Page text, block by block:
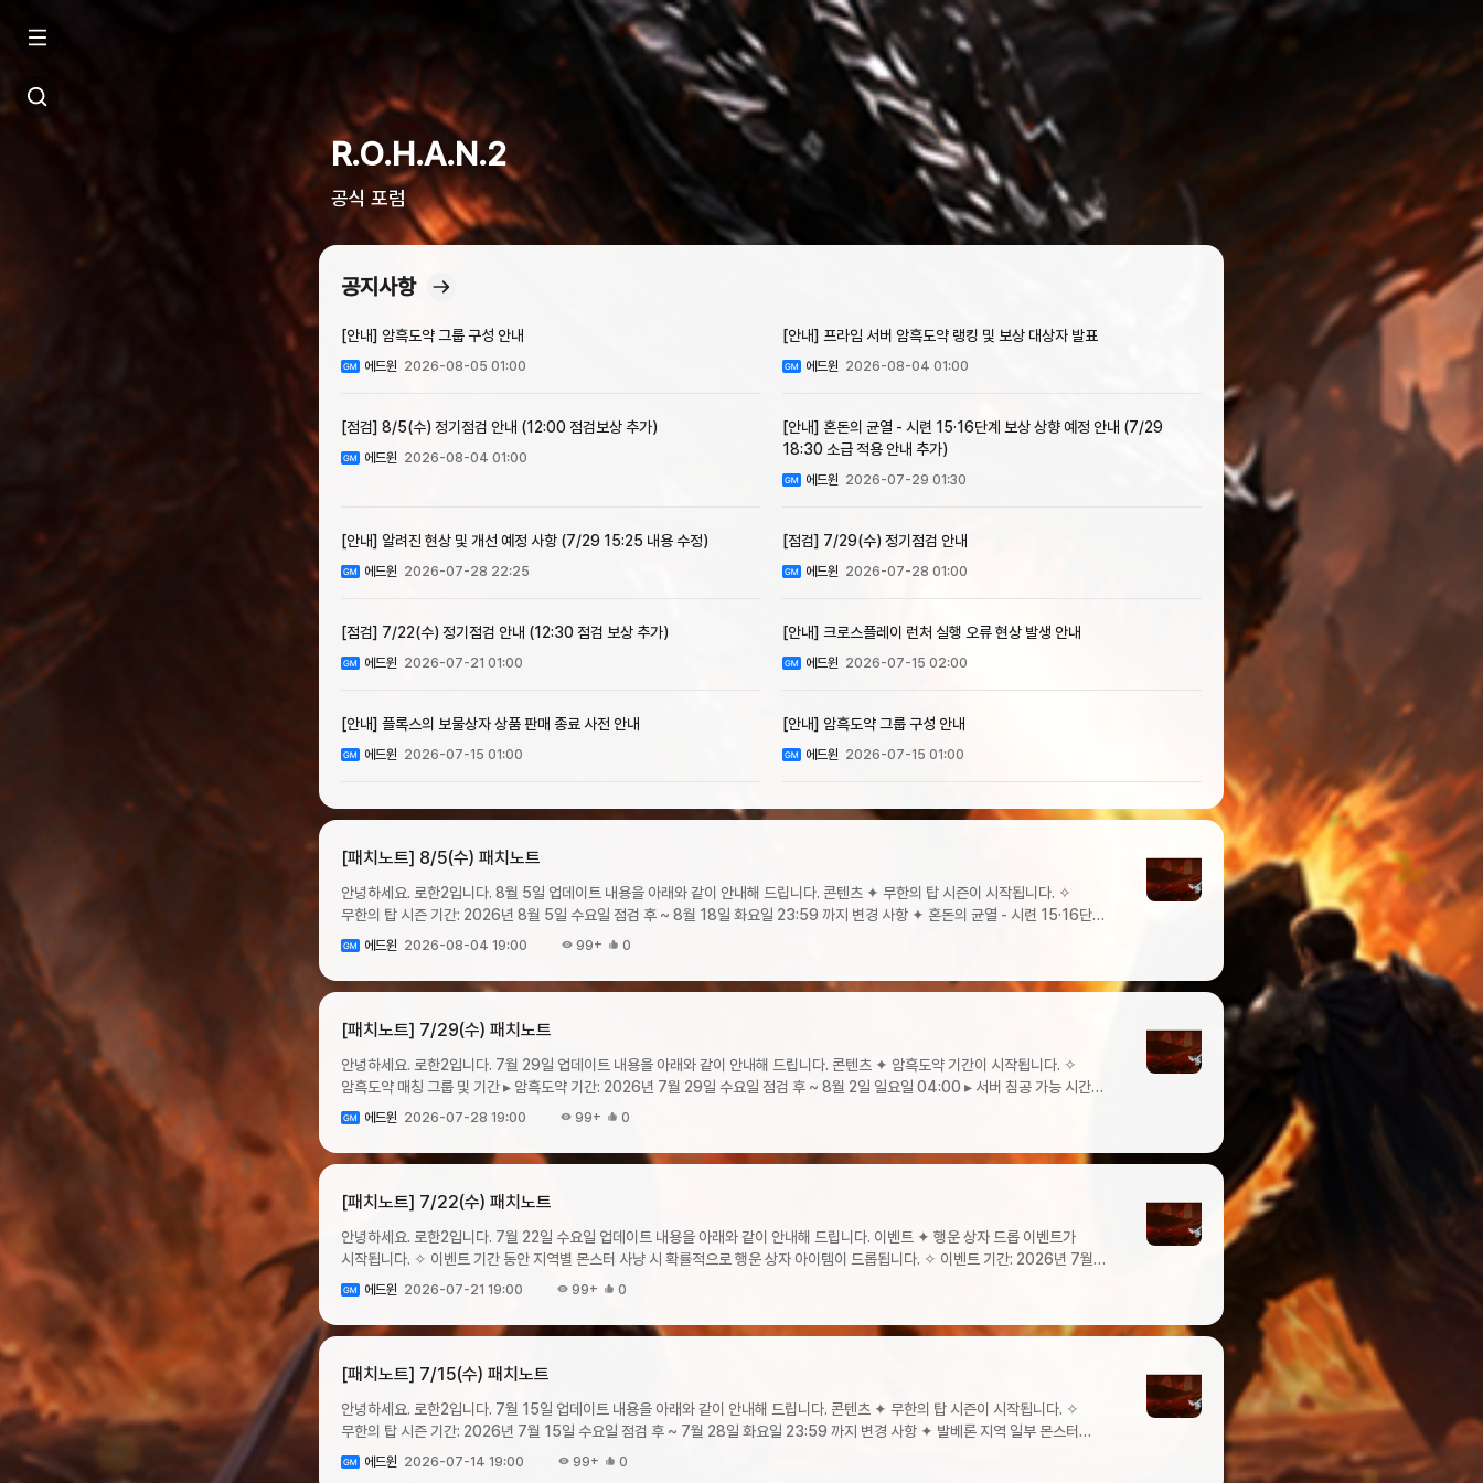
R.O.H.A.N.2
공식 포럼
공지사항
[안내] 암흑도약 그룹 구성 안내
에드윈 2026-08-05 01:00
[안내] 프라임 서버 암흑도약 랭킹 및 보상 대상자 발표
에드윈 2026-08-04 01:00
[점검] 8/5(수) 정기점검 안내 (12:00 점검보상 추가)
에드윈 2026-08-04 01:00
[안내] 혼돈의 균열 - 시련 15·16단계 보상 상향 예정 안내 (7/29
18:30 소급 적용 안내 추가)
에드윈 2026-07-29 01:30
[안내] 알려진 현상 및 개선 예정 사항 (7/29 15:25 내용 수정)
에드윈 2026-07-28 22:25
[점검] 7/29(수) 정기점검 안내
에드윈 2026-07-28 01:00
[점검] 7/22(수) 정기점검 안내 (12:30 점검 보상 추가)
에드윈 2026-07-21 01:00
[안내] 크로스플레이 런처 실행 오류 현상 발생 안내
에드윈 2026-07-15 02:00
[안내] 플록스의 보물상자 상품 판매 종료 사전 안내
에드윈 2026-07-15 01:00
[안내] 암흑도약 그룹 구성 안내
에드윈 2026-07-15 01:00
[패치노트] 8/5(수) 패치노트
안녕하세요. 로한2입니다. 8월 5일 업데이트 내용을 아래와 같이 안내해 드립니다. 콘텐츠 ✦ 무한의 탑 시즌이 시작됩니다. ✧
무한의 탑 시즌 기간: 2026년 8월 5일 수요일 점검 후 ~ 8월 18일 화요일 23:59 까지 변경 사항 ✦ 혼돈의 균열 - 시련 15·16단계
보상이 상향됩니다.단계혼돈의 크론상자혼돈의 문양강화석 상자희귀 유물 4종희귀 유물 결정변경 전변경 후변경 전변경
이뤄질 예정입니다. ▸ 소급 보상은 대상자 집계 완료 후 8월 5일부터 순차 지급될 예정입니다. 지급 완료 시 공지를 통해 다시
15·16단계 클리어 횟수에 따라상향된 개수의 보상 소급 적용혼돈의 크론 상자희귀 유물, 희귀 유물 결정드롭 확률상향된 드롭 확률을
금요일 12:00 ~ 8월 9일 일요일 23:00 ✧ 04:00 ~ 09:00 시간대에는 서버 이전이 불가능합니다. ✦ 서버 이전 진행 ✧ 상점에서
구매한 서버 이전권을 소모하여 서버를 이동할 수 있습니다. ▸ 서버 이전권의 가격은 개당 1200 루비이며, 구매 횟수 제한은
없습니다. ▸ 서버 이전권은 서버 이전 기간 중에만 구매가 가능하며, 이외 기간에는 구매 기능이 비활성화됩니다. ▸ 서버 이전을
이전 방법 및 조건은 서버 이전 가이드를 참고해 주시기 바랍니다. ▹ 서버 이전 가이드 바로가기 ▸서버 이전 기간 중 크론으로 구매
기간: 2026년 8월 5일 수요일 점검 후 ~ 2026년 8월 12일 수요일 점검 전 ✧ 이벤트 내용: 이벤트 기간 동안 신화 장비를 포함한 전
패키지가 판매됩니다. ✧ 판매 기간: 2026년 8월 5일 수요일 점검 후 ~ 2026년 8월 19일 수요일 점검 전패키지명패키지
구성가격구매 제한아이템명개수눈부신 황금코스튬 패키지눈부신 코스튬 카드 소환권 (10회)11500만 크론계정당 10회황금
주화1눈부신 황금수수께끼 알 패키지눈부신 수수께끼 알 (10회)11500만 크론계정당 10회황금 주화1눈부신 황금탈 것
반영하여 혼돈의 균열 시련 15·16단계 보상을 상향합니다. 보상 상향 전 해당 단계를 클리어한 유저 분들께는 대상자 집계 후
반영하여, 더욱 쾌적한 환경에서 즐겁게 플레이하실 수 있도록 노력하겠습니다. 감사합니다.
에드윈 2026-08-04 19:00 99+ 0
[패치노트] 7/29(수) 패치노트
안녕하세요. 로한2입니다. 7월 29일 업데이트 내용을 아래와 같이 안내해 드립니다. 콘텐츠 ✦ 암흑도약 기간이 시작됩니다. ✧
암흑도약 매칭 그룹 및 기간 ▸ 암흑도약 기간: 2026년 7월 29일 수요일 점검 후 ~ 8월 2일 일요일 04:00 ▸ 서버 침공 가능 시간대:
09:00 ~ 익일 04:00 ▸ 암흑도약 그룹 구성프라임 그룹매칭 서버1그룹아인호른1몬트1-2그룹카이논1에톤1-3그룹온1플록스1-
혼돈의 균열 시련 15·16단계가 추가됩니다. ✧ 시련 조각을 재료로 사용하여 혼돈의 균열 - 시련 신규 단계 입장에 필요한 스크롤을
시련 조각5010 크론100%[개인] 혼돈의 균열 - 시련 16단계[개인] 혼돈의 균열 - 시련 조각5010 크론100% ▸ 시련 입장
성공 보상 ▹ 시련 내 모든 몬스터 처치 시 성공 보상이 우편으로 지급됩니다. 시련 단계성공
보상아이템명수량아이템명수량아이템명수량14단계혼돈의 문양 강화석 상자350혼돈의 크론상자500혼돈의 페르소나
상자2015단계혼돈의 문양 강화석 상자500혼돈의 크론상자600혼돈의 페르소나 상자3516단계혼돈의 문양 강화석
상자를 획득하는 아이템입니다. ▸ 시련 신규 단계 몬스터 처치 경험치시련 단계몬스터 유형별 경험치모든 몬스터 처치 시 획득량
14단계539,000,000893,400,0001,166,300,00017,136,900,000혼돈의 균열 - 시련
16단계996,100,0001,768,900,0002,220,600,00032,206,500,000 ✧ 시련 신규 단계 몬스터 드롭 보상 시련 내에서
일반/정예 몬스터 처치 시 확률에 따라 드롭 아이템을 획득합니다. 드롭 아이템의 종류 및 드롭 확률은 몬스터 유형과 단계에 따라
상이합니다. ▸ 단계/몬스터 유형별 드롭 아이템시련 단계몬스터드롭 아이템 (개수)희귀 유물(4종 중 1종)희귀 유물 결정빛나는 특급
에드윈 2026-07-28 19:00 99+ 0
[패치노트] 7/22(수) 패치노트
안녕하세요. 로한2입니다. 7월 22일 수요일 업데이트 내용을 아래와 같이 안내해 드립니다. 이벤트 ✦ 행운 상자 드롭 이벤트가
시작됩니다. ✧ 이벤트 기간 동안 지역별 몬스터 사냥 시 확률적으로 행운 상자 아이템이 드롭됩니다. ✧ 이벤트 기간: 2026년 7월
22일(수) 점검 후 ~ 2026년 7월 29일(수) 점검 전 ✧ 지역별 드롭 행운 상자 안내지역드롭 행운 상자델 라고스하급 행운 상자비아
섬최상급 행운 상자아르메네스타락한 영웅의 전당 1층리옴특급 행운 상자이그니스발베론타락한 영웅의 전당 2~5층 ▸ 상자의 드롭
정예 몬스터는 특별히 높은 확률로 특급 행운 상자를 드롭합니다. ▸ 동일 지역 내에서는 몬스터 종류에 관계없이 상자 드롭 확률이
지급됩니다. ▸ 행운 상자 구성품은 구독 여부와 관계없이 거래 불가능 상태로 지급됩니다.하급 행운 상자중급 행운 상자상급 행운
상자최상급 행운 상자특급 행운 상자투쟁의 주문서투쟁의 주문서투쟁의 주문서투쟁의 주문서투쟁의 주문서일반 수수께끼 알 (1회)
일반 수수께끼 알 (1회)일반 수수께끼 알 (1회)일반 수수께끼 알 (1회)일반 수수께끼 알 (1회)일반 코스튬 카드 소환권 (1회)일반
에드윈 2026-07-21 19:00 99+ 0
[패치노트] 7/15(수) 패치노트
안녕하세요. 로한2입니다. 7월 15일 업데이트 내용을 아래와 같이 안내해 드립니다. 콘텐츠 ✦ 무한의 탑 시즌이 시작됩니다. ✧
무한의 탑 시즌 기간: 2026년 7월 15일 수요일 점검 후 ~ 7월 28일 화요일 23:59 까지 변경 사항 ✦ 발베론 지역 일부 몬스터
배치가 수정됩니다. ✧ 몬스터 1~3마리가 출현하는 구역을 줄이고, 7마리 밀집 출현 구역이 늘어나도록 배치를 수정합니다. 서버
에드윈 2026-07-14 19:00 99+ 0